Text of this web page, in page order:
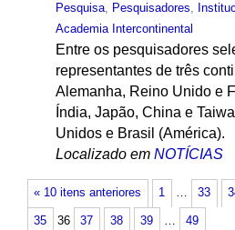
Pesquisa, Pesquisadores,
Academia Intercontinental
Entre os pesquisadores
representantes de três
Alemanha, Reino Unido e
Índia, Japão, China e
Unidos e Brasil (América).
Localizado em NOTÍCIAS
« 10 itens anteriores 1 … 33
35 36 37 38 39 … 49